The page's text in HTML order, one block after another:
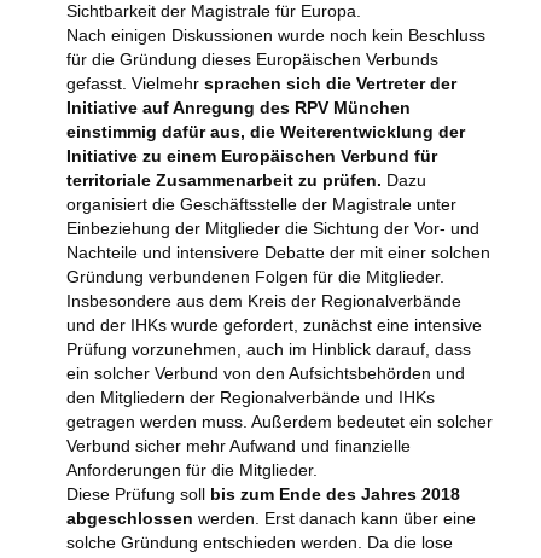
Sichtbarkeit der Magistrale für Europa.
Nach einigen Diskussionen wurde noch kein Beschluss
für die Gründung dieses Europäischen Verbunds
gefasst. Vielmehr sprachen sich die Vertreter der
Initiative auf Anregung des RPV München
einstimmig dafür aus, die Weiterentwicklung der
Initiative zu einem Europäischen Verbund für
territoriale Zusammenarbeit zu prüfen. Dazu
organisiert die Geschäftsstelle der Magistrale unter
Einbeziehung der Mitglieder die Sichtung der Vor- und
Nachteile und intensivere Debatte der mit einer solchen
Gründung verbundenen Folgen für die Mitglieder.
Insbesondere aus dem Kreis der Regionalverbände
und der IHKs wurde gefordert, zunächst eine intensive
Prüfung vorzunehmen, auch im Hinblick darauf, dass
ein solcher Verbund von den Aufsichtsbehörden und
den Mitgliedern der Regionalverbände und IHKs
getragen werden muss. Außerdem bedeutet ein solcher
Verbund sicher mehr Aufwand und finanzielle
Anforderungen für die Mitglieder.
Diese Prüfung soll bis zum Ende des Jahres 2018
abgeschlossen werden. Erst danach kann über eine
solche Gründung entschieden werden. Da die lose